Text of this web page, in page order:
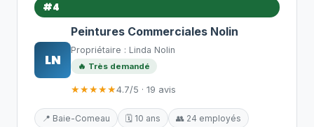
#4
LN
Peintures Commerciales Nolin
Propriétaire : Linda Nolin
🔥 Très demandé
★★★★★4.7/5 · 19 avis
📍 Baie-Comeau 🗓️ 10 ans
👥 24 employés